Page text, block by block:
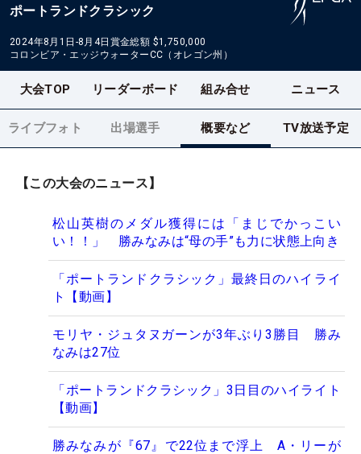
ポートランドクラシック
2024年8月1日-8月4日 賞金総額 $1,750,000
コロンビア・エッジウォーターCC（オレゴン州）
大会TOP リーダーボード 組み合せ ニュース
ライブフォト 出場選手 概要など TV放送予定
【この大会のニュース】
松山英樹のメダル獲得には「まじでかっこい
い！！」 勝みなみは“母の手”も力に状態上向き
「ポートランドクラシック」最終日のハイライ
ト【動画】
モリヤ・ジュタヌガーンが3年ぶり3勝目 勝み
なみは27位
「ポートランドクラシック」3日目のハイライト
【動画】
勝みなみが『67』で22位まで浮上 A・リーが